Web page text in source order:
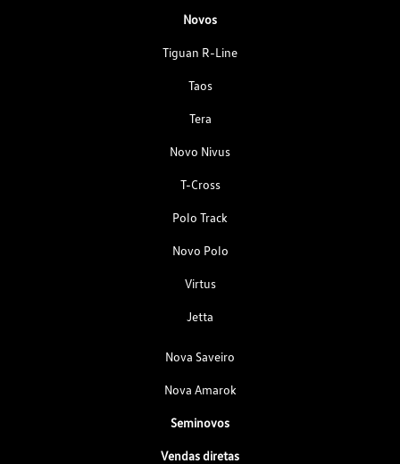
Novos
Tiguan R-Line
Taos
Tera
Novo Nivus
T-Cross
Polo Track
Novo Polo
Virtus
Jetta
Nova Saveiro
Nova Amarok
Seminovos
Vendas diretas